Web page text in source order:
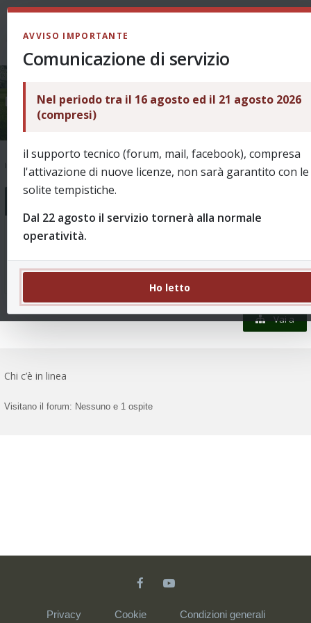
Redazione
Indice
Voti, assist e tutto il resto
Vai a
Chi c’è in linea
Visitano il forum: Nessuno e 1 ospite
Privacy Cookie Condizioni generali
AVVISO IMPORTANTE
Comunicazione di servizio
Nel periodo tra il 16 agosto ed il 21 agosto 2026
(compresi)
il supporto tecnico (forum, mail, facebook), compresa
l'attivazione di nuove licenze, non sarà garantito con le
solite tempistiche.
Dal 22 agosto il servizio tornerà alla normale
operatività.
Ho letto